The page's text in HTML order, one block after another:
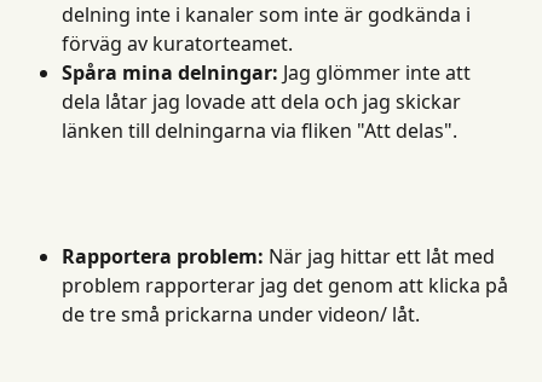
delning inte i kanaler som inte är godkända i
förväg av kuratorteamet.
Spåra mina delningar: Jag glömmer inte att
dela låtar jag lovade att dela och jag skickar
länken till delningarna via fliken "Att delas".
Rapportera problem: När jag hittar ett låt med
problem rapporterar jag det genom att klicka på
de tre små prickarna under videon/ låt.